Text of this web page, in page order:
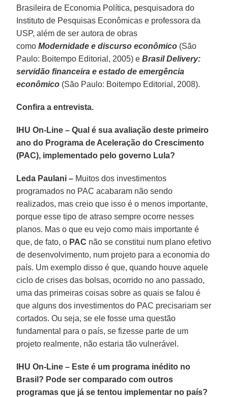
Brasileira de Economia Política, pesquisadora do
Instituto de Pesquisas Econômicas e professora da
USP, além de ser autora de obras
comoModernidade e discurso econômico (São
Paulo: Boitempo Editorial, 2005) eBrasil Delivery:
servidão financeira e estado de emergência
econômico (São Paulo: Boitempo Editorial, 2008).
Confira a entrevista.
IHU On-Line – Qual é sua avaliação deste primeiro
ano do Programa de Aceleração do Crescimento
(PAC), implementado pelo governo Lula?
Leda Paulani – Muitos dos investimentos
programados no PAC acabaram não sendo
realizados, mas creio que isso é o menos importante,
porque esse tipo de atraso sempre ocorre nesses
planos. Mas o que eu vejo como mais importante é
que, de fato, o PAC não se constitui num plano efetivo
de desenvolvimento, num projeto para a economia do
país. Um exemplo disso é que, quando houve aquele
ciclo de crises das bolsas, ocorrido no ano passado,
uma das primeiras coisas sobre as quais se falou é
que alguns dos investimentos do PAC precisariam ser
cortados. Ou seja, se ele fosse uma questão
fundamental para o país, se fizesse parte de um
projeto realmente, não estaria tão vulnerável.
IHU On-Line – Este é um programa inédito no
Brasil? Pode ser comparado com outros
programas que já se tentou implementar no país?